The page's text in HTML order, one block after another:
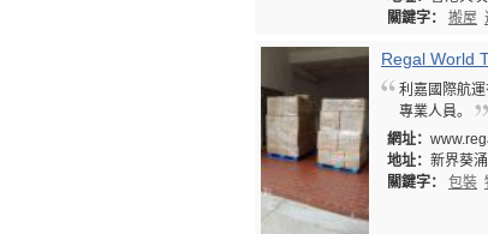
關鍵字：
搬屋
Regal World
利嘉國際航
專業人員。
網址：
地址： 新界葵
關鍵字：
包裝